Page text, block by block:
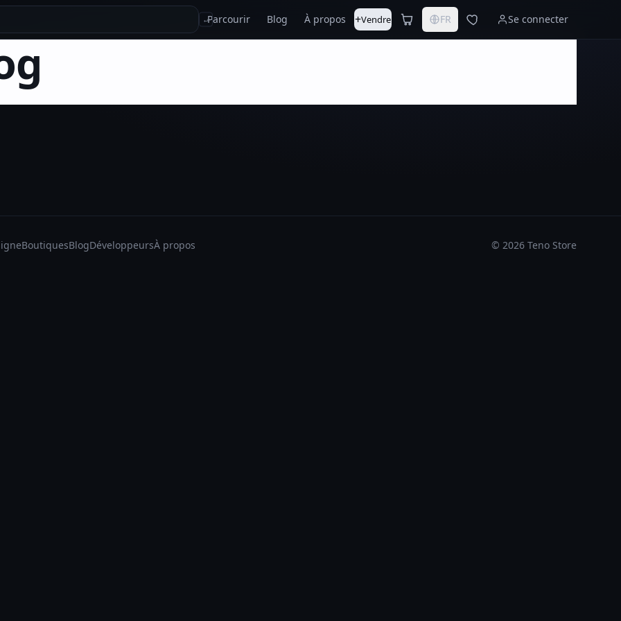
↵Parcourir Blog À propos +Vendre FR Se connecter
BoutiquesBlogDéveloppeursÀ propos © 2026 Teno Store